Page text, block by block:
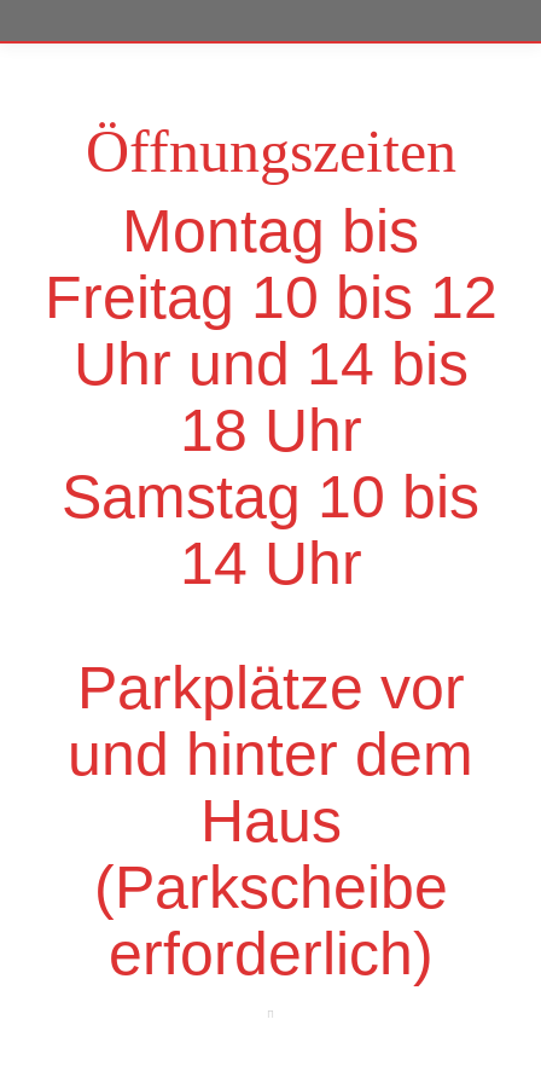
Öffnungszeiten
Montag bis
Freitag 10 bis 12
Uhr und 14 bis
18 Uhr
Samstag 10 bis
14 Uhr
Parkplätze vor
und hinter dem
Haus
(Parkscheibe
erforderlich)